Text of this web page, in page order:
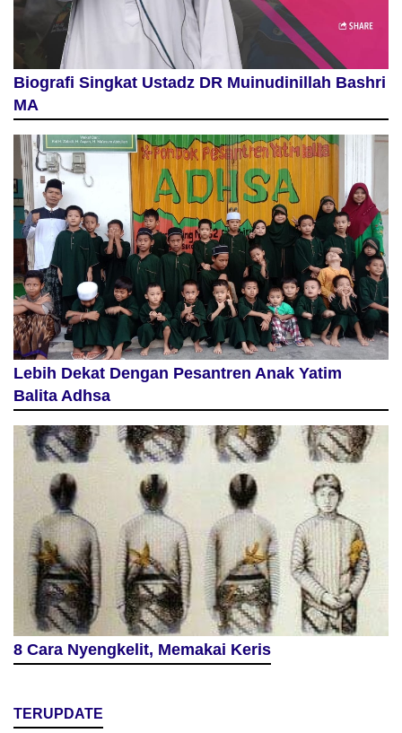
Biografi Singkat Ustadz DR Muinudinillah Bashri
MA
Lebih Dekat Dengan Pesantren Anak Yatim
Balita Adhsa
8 Cara Nyengkelit, Memakai Keris
TERUPDATE